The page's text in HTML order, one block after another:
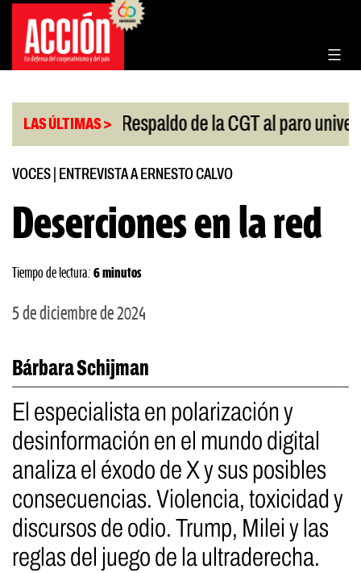
Saltar
contenido
LAS ÚLTIMAS >
| Respaldo de la CGT al paro universitario
VOCES ENTREVISTA A ERNESTO CALVO
Deserciones en la red
Tiempo de lectura: 6 minutos
5 de diciembre de 2024
Bárbara Schijman
El especialista en polarización y
desinformación en el mundo digital
analiza el éxodo de X y sus posibles
consecuencias. Violencia, toxicidad y
discursos de odio. Trump, Milei y las
reglas del juego de la ultraderecha.